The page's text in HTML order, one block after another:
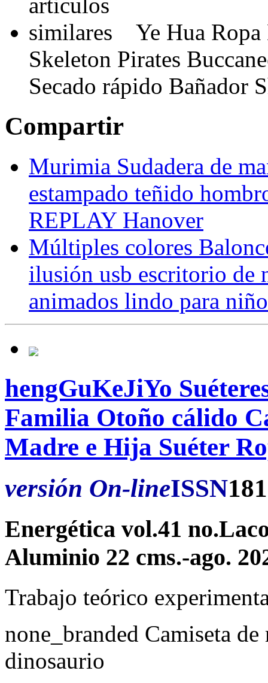
Ye Hua
Skeleton Pirates
Secado rápido Bañador
Compartir
Murimia Sudadera de
estampado teñido
REPLAY Hanover
Múltiples colores
ilusión usb escritorio de
animados lindo para
hengGuKeJiYo
Familia Otoño cálido
Madre e Hija Suéter
versión On-lineISSN
Energética vol.41
Aluminio 22 cms.-ago.
Trabajo teórico
none_branded Camiseta
dinosaurio